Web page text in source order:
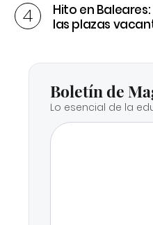
Hito en
las plazas
Boletín de
Lo esencial de la